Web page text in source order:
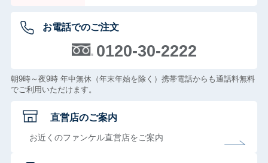
お電話でのご注文
0120-30-2222
朝9時～夜9時 年中無休（年末年始を除く）携帯電話からも通話料無料
でご利用いただけます。
直営店のご案内
お近くのファンケル直営店をご案内